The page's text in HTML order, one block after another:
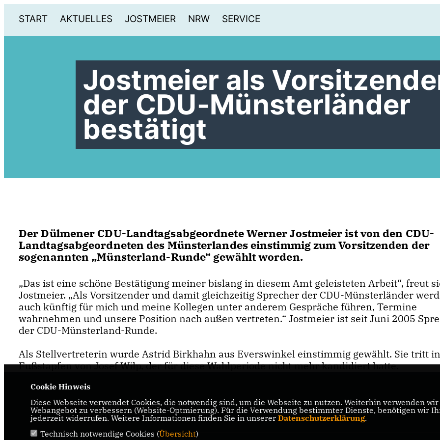
START AKTUELLES JOSTMEIER NRW SERVICE
Jostmeier als
der CDU-Münsterländer
bestätigt
Der Dülmener CDU-Landtagsabgeordnete Werner Jostmeier ist von den CDU-
Landtagsabgeordneten des Münsterlandes einstimmig zum Vorsitzenden der
sogenannten „Münsterland-Runde“ gewählt worden.
Das ist eine schöne Bestätigung meiner bislang in diesem Amt geleisteten Arbeit“, freut
Jostmeier. „Als Vorsitzender und damit gleichzeitig Sprecher der CDU-Münsterländer
auch künftig für mich und meine Kollegen unter anderem Gespräche führen, Termine
wahrnehmen und unsere Position nach außen vertreten.“ Jostmeier ist seit Juni 2005
der CDU-Münsterland-Runde.
Als Stellvertreterin wurde Astrid Birkhahn aus Everswinkel einstimmig gewählt. Sie tritt
Fußstapfen von Josef Wilp, der für diese Wahlperiode nicht mehr kandidiert hatte.
IMPRESSUM
DATENSCHUTZ
KONTAKT
Cookie Hinweis
Diese Webseite verwendet Cookies, die notwendig sind, um die Webseite zu nutzen. Weiterhin verwenden
Webangebot zu verbessern (Website-Optmierung). Für die Verwendung bestimmter Dienste, benötigen wir
jederzeit widerrufen. Weitere Informationen finden Sie in unserer Datenschutzerklärung.
Technisch notwendige Cookies (Übersicht)